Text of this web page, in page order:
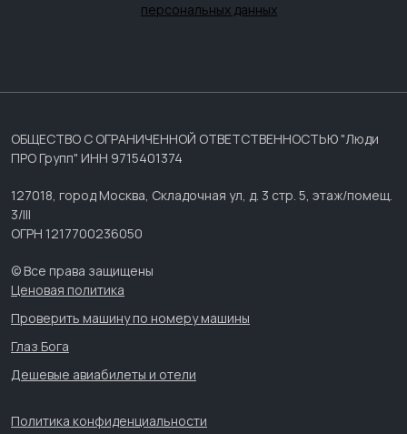
персональных данных
ОБЩЕСТВО С ОГРАНИЧЕННОЙ ОТВЕТСТВЕННОСТЬЮ "Люди
ПРО Групп" ИНН 9715401374
127018, город Москва, Складочная ул, д. 3 стр. 5, этаж/помещ.
3/III
ОГРН 1217700236050
© Все права защищены
Ценовая политика
Проверить машину по номеру машины
Глаз Бога
Дешевые авиабилеты и отели
Политика конфиденциальности